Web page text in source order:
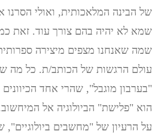
של הבינה המלאכותית, ואולי
שמא לא יהיה בהם צורך עוד. זאת
שמה שאנחנו מצפים מיצירה
עולם הרגשות של הכותב/ת. כל מה
"בערבון מוגבל", שהרי אחד
הוא "פלישת" הביולוגיה אל
על הרעיון של "מחשבים